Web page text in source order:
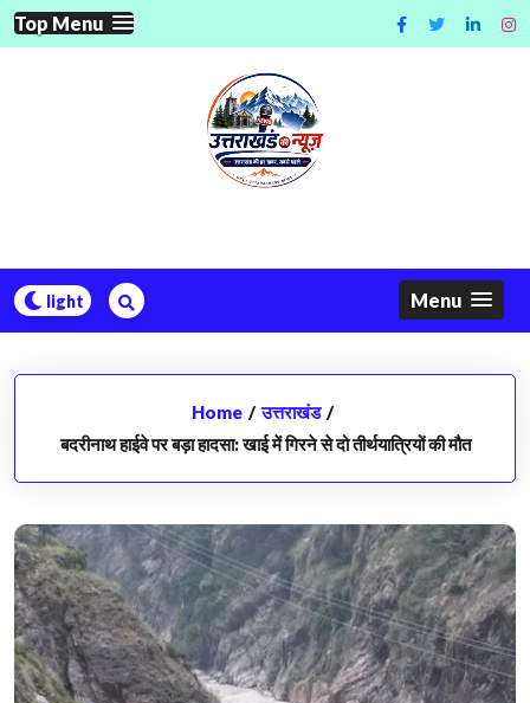
Skip
to
Top Menu
Menu
Home / उत्तराखंड /
बदरीनाथ हाईवे पर बड़ा हादसा: खाई में गिरने से दो तीर्थयात्रियों की मौत